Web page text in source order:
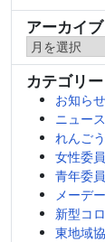
アーカイブ
ア
ー
カ
カテゴリー
お知らせ
ニュース
れんご
女性委
青年委
メーデー
新型コ
東地域